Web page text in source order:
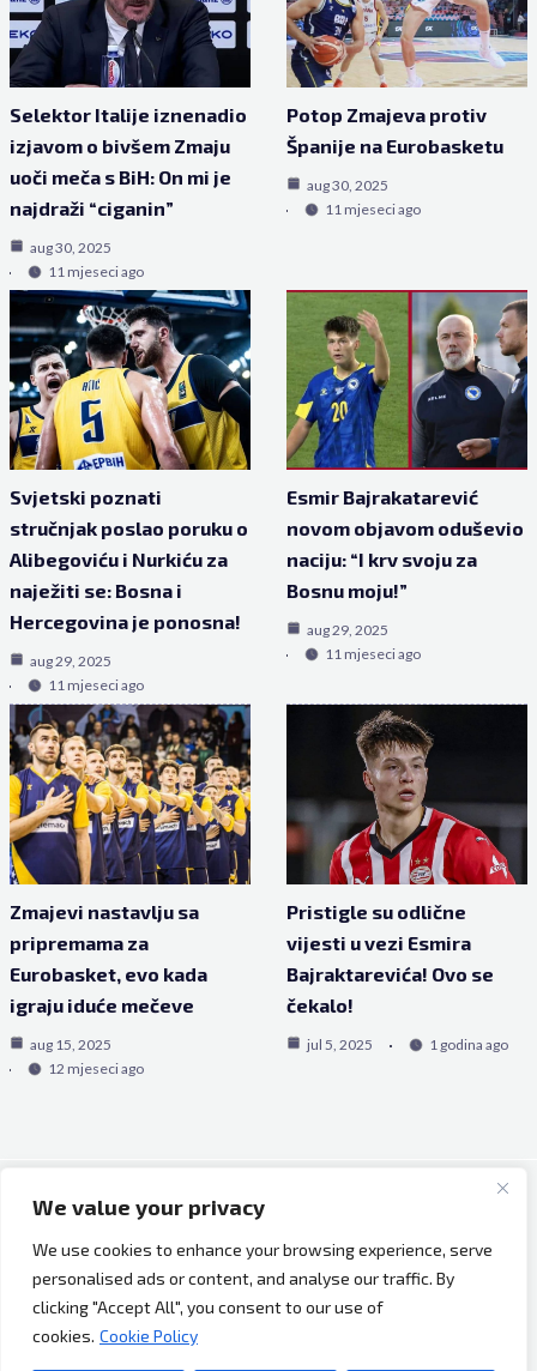
We value your privacy
We use cookies to enhance your browsing experience, serve
personalised ads or content, and analyse our traffic. By
clicking "Accept All", you consent to our use of
cookies. Cookie Policy
Selektor Italije iznenadio
izjavom o bivšem Zmaju
uoči meča s BiH: On mi je
najdraži “ciganin”
aug 30, 2025
11 mjeseci ago
Potop Zmajeva protiv
Španije na Eurobasketu
aug 30, 2025
11 mjeseci ago
Svjetski poznati
stručnjak poslao poruku o
Alibegoviću i Nurkiću za
naježiti se: Bosna i
Hercegovina je ponosna!
aug 29, 2025
11 mjeseci ago
Esmir Bajrakatarević
novom objavom oduševio
naciju: “I krv svoju za
Bosnu moju!”
aug 29, 2025
11 mjeseci ago
Zmajevi nastavlju sa
pripremama za
Eurobasket, evo kada
igraju iduće mečeve
aug 15, 2025
12 mjeseci ago
Pristigle su odlične
vijesti u vezi Esmira
Bajraktarevića! Ovo se
čekalo!
jul 5, 2025 1 godina ago
Copyright © 2026 Bh Dijaspora.
O nama
Marketing
Uslovi korištenja